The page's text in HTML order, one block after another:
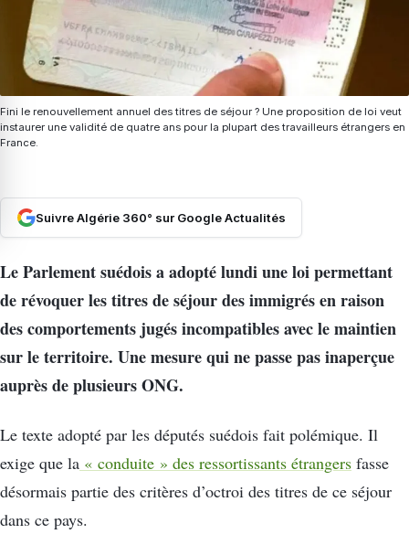
Fini le renouvellement annuel des titres de séjour ? Une proposition de loi veut
instaurer une validité de quatre ans pour la plupart des travailleurs étrangers en
France.
Suivre Algérie 360° sur Google Actualités
Le Parlement suédois a adopté lundi une loi permettant
de révoquer les titres de séjour des immigrés en raison
des comportements jugés incompatibles avec le maintien
sur le territoire. Une mesure qui ne passe pas inaperçue
auprès de plusieurs ONG.
Le texte adopté par les députés suédois fait polémique. Il
exige que la « conduite » des ressortissants étrangers fasse
désormais partie des critères d’octroi des titres de ce séjour
dans ce pays.